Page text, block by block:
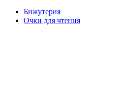
Бижутерия
Очки для чтения